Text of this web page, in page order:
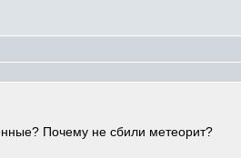
Почему не сбили метеорит?